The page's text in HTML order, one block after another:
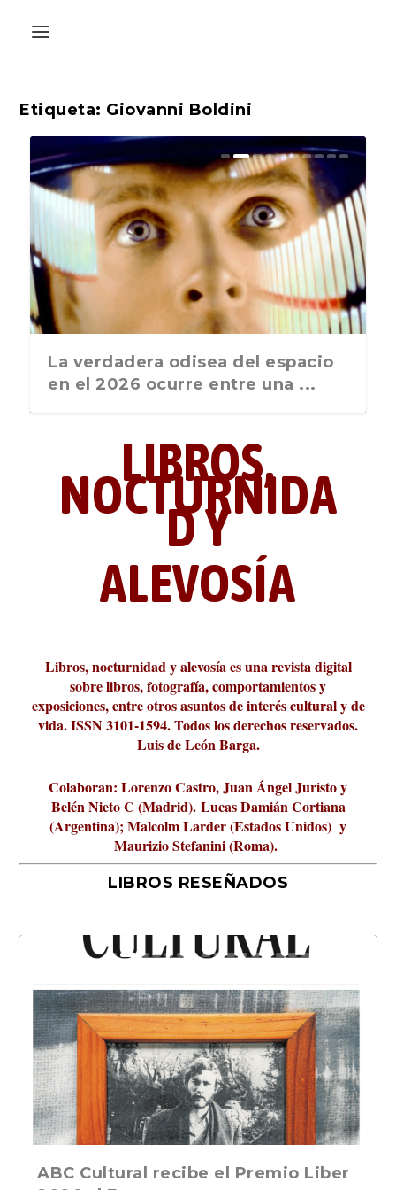
Etiqueta: Giovanni Boldini
La última postal de la temporada
nos recuerda que nos vamos ...
La verdadera odisea del espacio
en el 2026 ocurre entre una ...
Liber 2026 al Fomento de la Le...
Revista Cultural Turia, númer...
10.000 pasos al día? Lo que d...
paisajística del mar de Sicil...
París
metafísicos de la novela ne...
LIBROS,
NOCTURNIDA
D Y
ALEVOSÍA
Libros, nocturnidad y alevosía es una revista digital
sobre libros, fotografía, comportamientos y
exposiciones, entre otros asuntos de interés cultural y de
vida. ISSN 3101-1594. Todos los derechos reservados.
Luis de León Barga.
Colaboran: Lorenzo Castro, Juan Ángel Juristo y
Belén Nieto C (Madrid). Lucas Damián Cortiana
(Argentina); Malcolm Larder (Estados Unidos) y
Maurizio Stefanini (Roma).
LIBROS RESEÑADOS
La verdadera odisea del espacio en
ABC Cultural recibe el Premio Liber
La cultura de la transgresión.